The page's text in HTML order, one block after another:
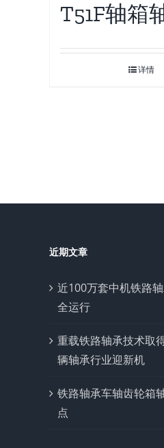
T51F轴箱
详情
近期文章
近100万套中机铁路
全运行
重载铁路轴承技术取
辆轴承行业迎新机
铁路轴承车轴齿轮箱
点